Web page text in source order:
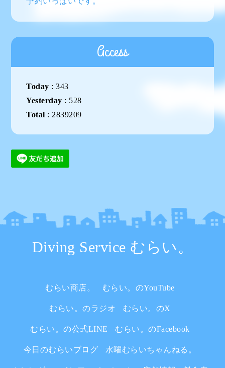
Access
Today :343
Yesterday : 528
Total : 2839209
Diving Service むらい。
むらい商店。 むらい。のYouTube
むらい。のラジオ むらい。のX
むらい。の公式LINE むらい。のFacebook
今日のむらいブログ 水曜むらいちゃんねる。